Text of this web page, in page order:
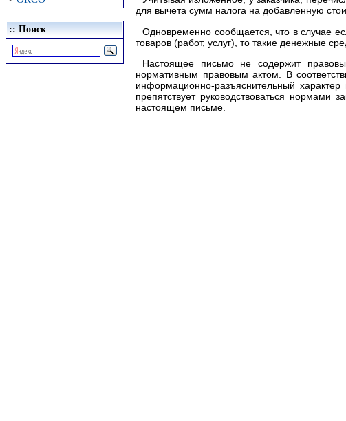
:: Поиск
для вычета сумм налога на добавленную
Одновременно сообщается, что в случае
товаров (работ, услуг), то такие денежные
Настоящее письмо не содержит
нормативным правовым актом. В
информационно-разъяснительный
препятствует руководствоваться нормами
настоящем письме.